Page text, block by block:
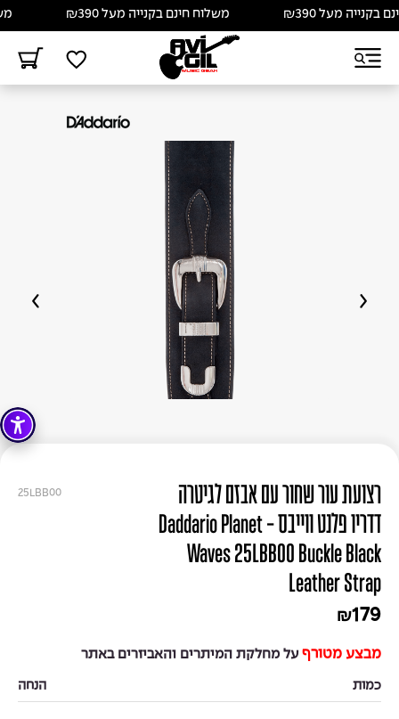
מעל ₪390 משלוח חינם בקנייה מעל ₪390
25LBB00
רצועת עור שחור עם אבזם לגיטרה
דדריו פלנט ווייבס - Daddario Planet
Waves 25LBB00 Buckle Black
Leather Strap
₪179
מבצע מטורף על מחלקת המיתרים והאביזרים באתר
כמות הנחה